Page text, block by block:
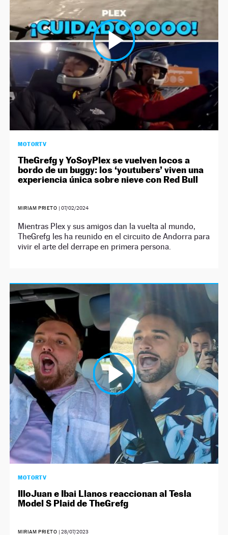
MOTORTV
TheGrefg y YoSoyPlex se vuelven locos a
bordo de un buggy: los ‘youtubers’ viven una
experiencia única sobre nieve con Red Bull
MIRIAM PRIETO | 07/02/2024
Mientras Plex y sus amigos dan la vuelta al mundo,
TheGrefg les ha reunido en el circuito de Andorra para
vivir el arte del derrape en primera persona.
MOTORTV
IlloJuan e Ibai Llanos reaccionan al Tesla
Model S Plaid de TheGrefg
MIRIAM PRIETO | 28/07/2023